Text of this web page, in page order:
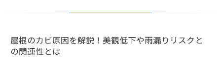
屋根のカビ原因を解説！美観低下や雨漏りリスクと
の関連性とは